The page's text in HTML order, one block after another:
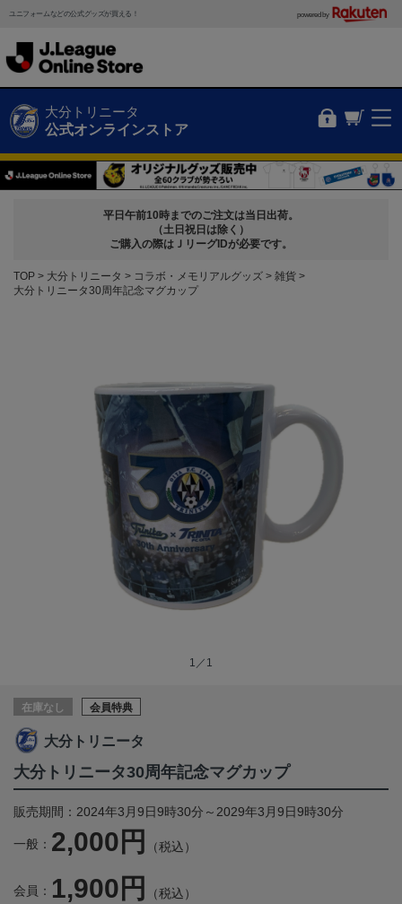
ユニフォームなどの公式グッズが買える！ powered by
大分トリニータ
公式オンラインストア
平日午前10時までのご注文は当日出荷。
（土日祝日は除く）
ご購入の際はＪリーグIDが必要です。
TOP 大分トリニータ コラボ・メモリアルグッズ
雑貨
大分トリニータ30周年記念マグカップ
1／1
在庫なし 会員特典
大分トリニータ
大分トリニータ30周年記念マグカップ
販売期間：2024年3月9日9時30分～2029年3月9日9時30分
一般： 2,000円 （税込）
会員： 1,900円 （税込）